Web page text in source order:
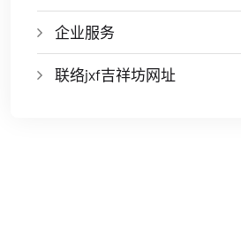
企业服务
联络jxf吉祥坊网址